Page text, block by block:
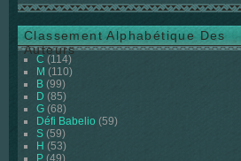
Classement Alphabétique Des
Auteurs
C (114)
M (110)
B (99)
D (85)
G (68)
Défi Babelio (59)
S (59)
H (53)
P (49)